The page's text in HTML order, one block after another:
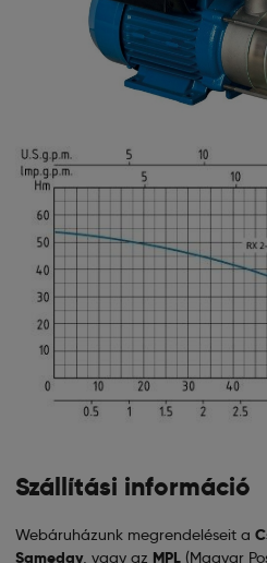
Szállítási információ
Webáruházunk megrendeléseit a
Sameday, vagy az MPL (Magyar